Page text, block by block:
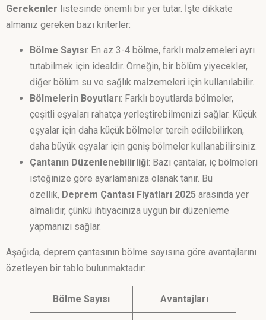
Gerekenler listesinde önemli bir yer tutar. İşte dikkate
almanız gereken bazı kriterler:
Bölme Sayısı: En az 3-4 bölme, farklı malzemeleri ayrı
tutabilmek için idealdir. Örneğin, bir bölüm yiyecekler,
diğer bölüm su ve sağlık malzemeleri için kullanılabilir.
Bölmelerin Boyutları: Farklı boyutlarda bölmeler,
çeşitli eşyaları rahatça yerleştirebilmenizi sağlar. Küçük
eşyalar için daha küçük bölmeler tercih edilebilirken,
daha büyük eşyalar için geniş bölmeler kullanabilirsiniz.
Çantanın Düzenlenebilirliği: Bazı çantalar, iç bölmeleri
isteğinize göre ayarlamanıza olanak tanır. Bu
özellik, Deprem Çantası Fiyatları 2025 arasında yer
almalıdır, çünkü ihtiyacınıza uygun bir düzenleme
yapmanızı sağlar.
Aşağıda, deprem çantasının bölme sayısına göre avantajlarını
özetleyen bir tablo bulunmaktadır:
Bölme Sayısı Avantajları